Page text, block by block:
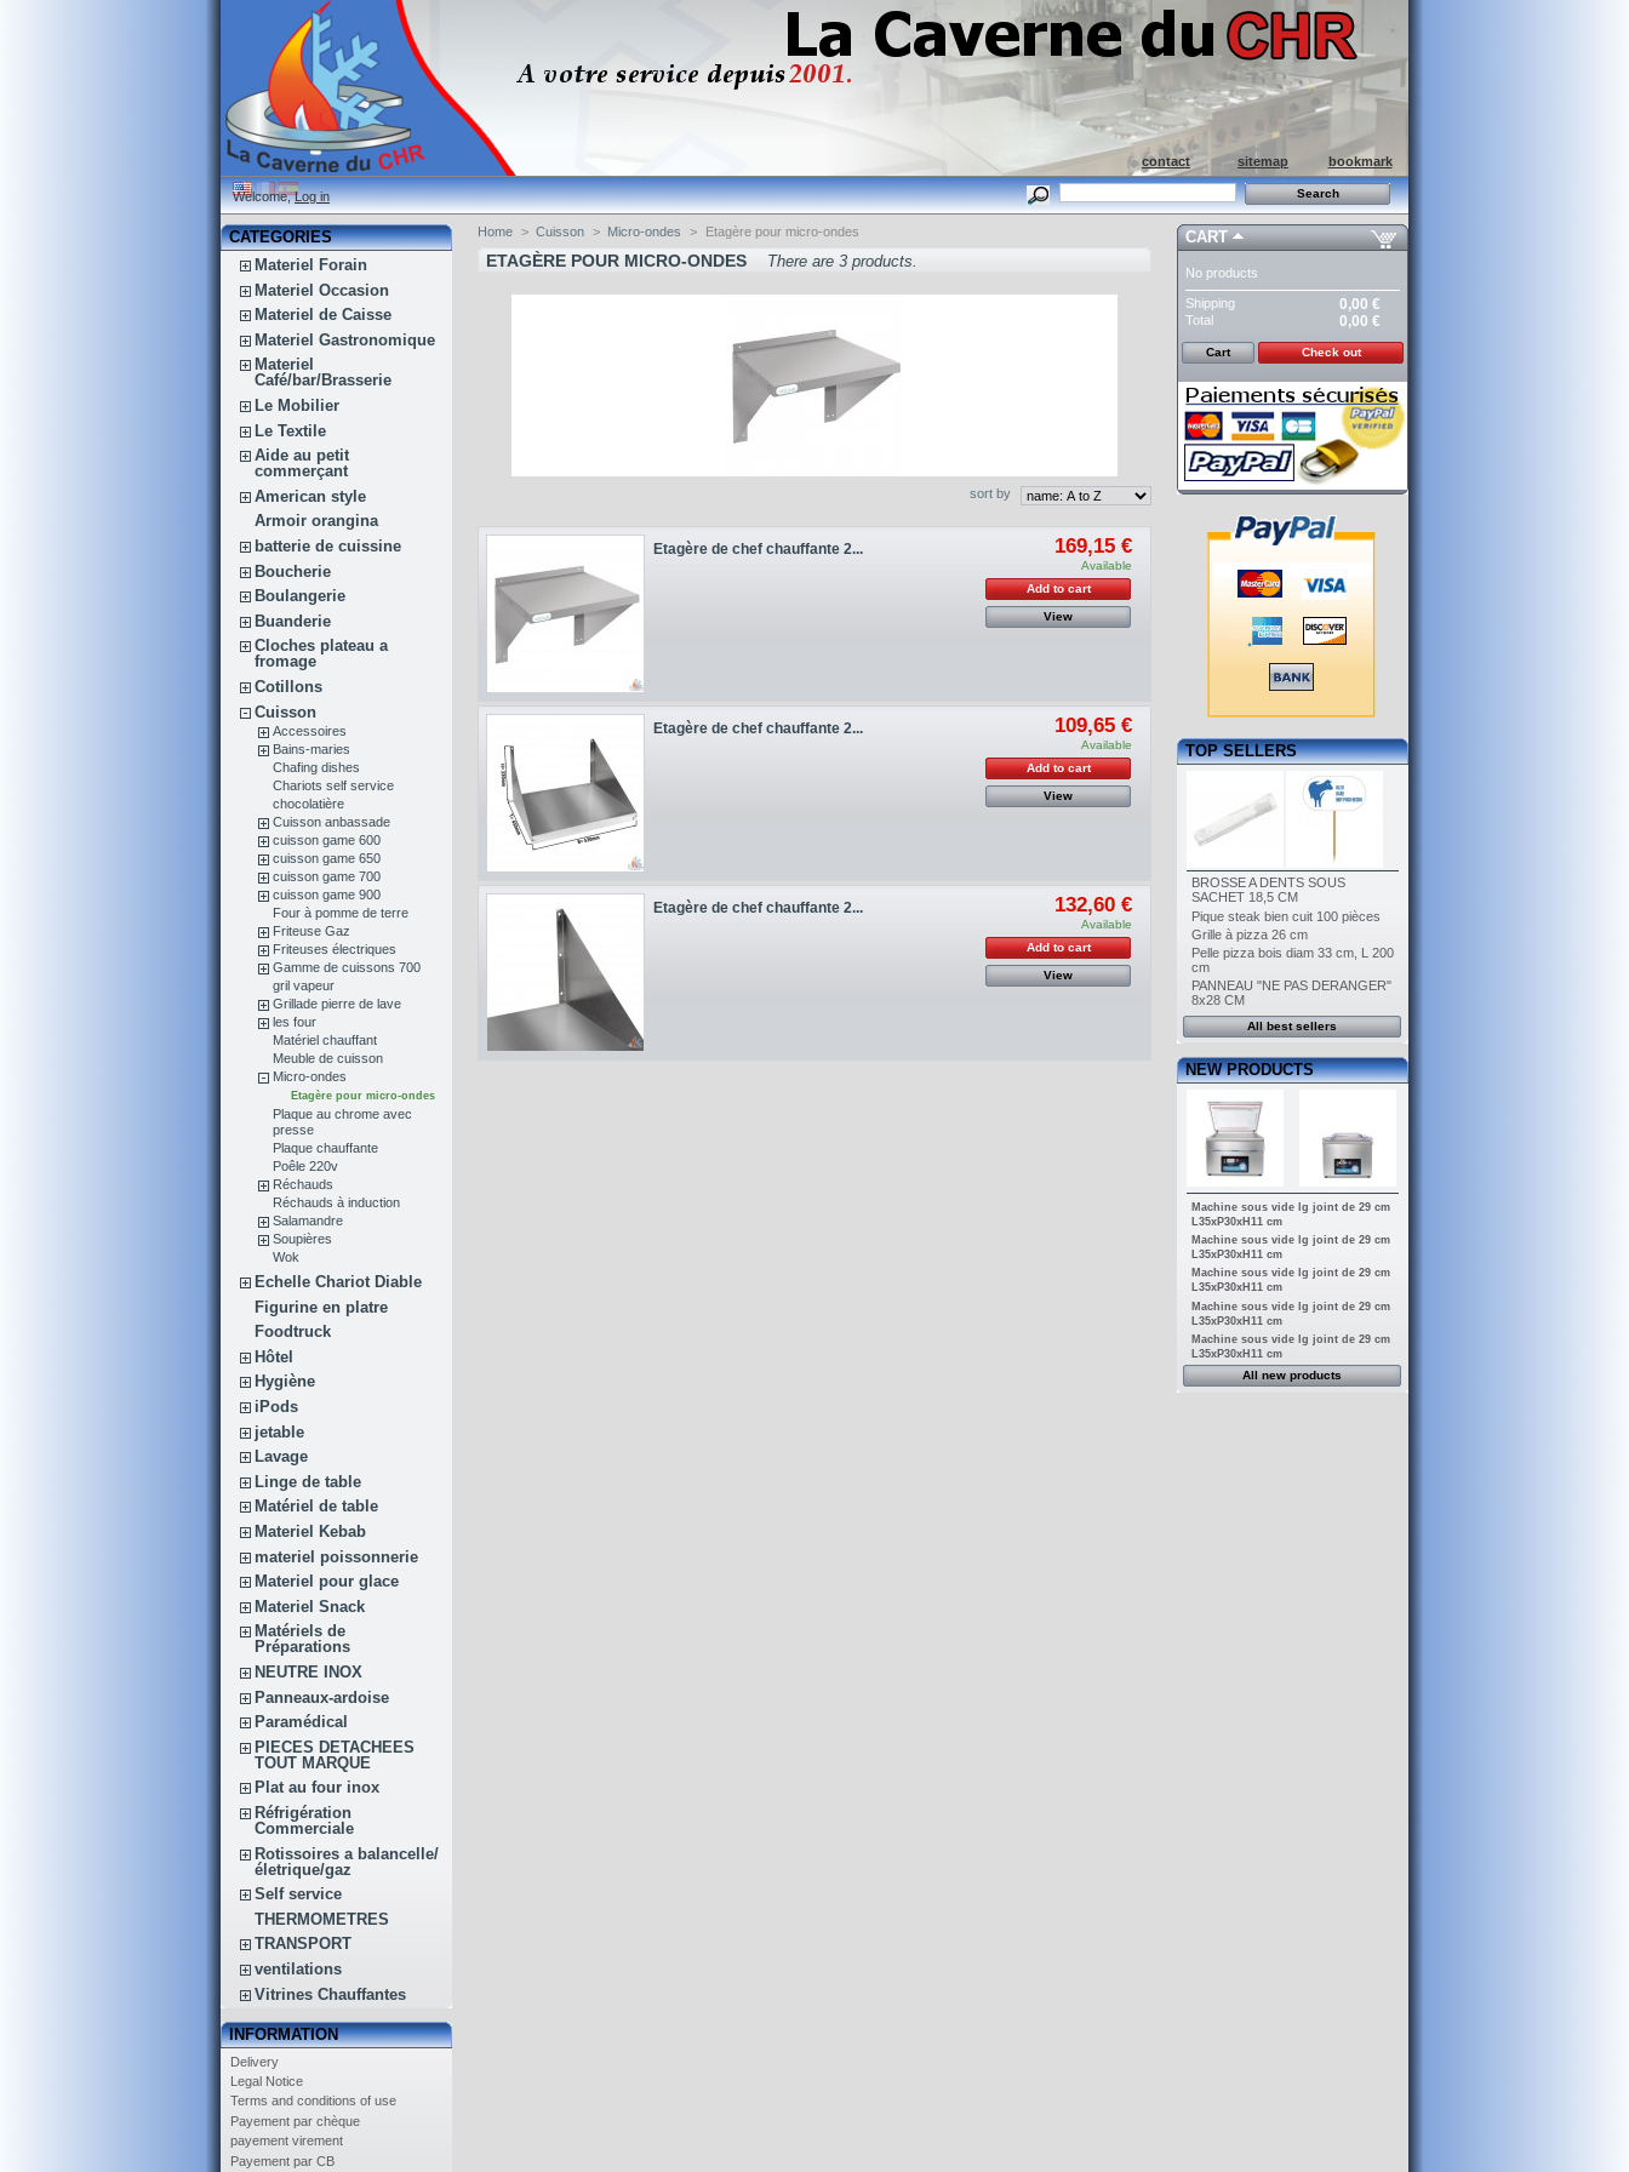
contact sitemap bookmark
Welcome,Log in
CATEGORIES
Materiel Forain
Materiel Occasion
Materiel de Caisse
Materiel Gastronomique
Materiel
Café/bar/Brasserie
Le Mobilier
Le Textile
Aide au petit
commerçant
American style
Armoir orangina
batterie de cuissine
Boucherie
Boulangerie
Buanderie
Cloches plateau a
fromage
Cotillons
Cuisson
Accessoires
Bains-maries
Chafing dishes
Chariots self service
chocolatière
Cuisson anbassade
cuisson game 600
cuisson game 650
cuisson game 700
cuisson game 900
Four à pomme de terre
Friteuse Gaz
Friteuses électriques
Gamme de cuissons 700
gril vapeur
Grillade pierre de lave
les four
Matériel chauffant
Meuble de cuisson
Micro-ondes
Etagère pour micro-ondes
Plaque au chrome avec
presse
Plaque chauffante
Poêle 220v
Réchauds
Réchauds à induction
Salamandre
Soupières
Wok
Echelle Chariot Diable
Figurine en platre
Foodtruck
Hôtel
Hygiène
iPods
jetable
Lavage
Linge de table
Matériel de table
Materiel Kebab
materiel poissonnerie
Materiel pour glace
Materiel Snack
Matériels de
Préparations
NEUTRE INOX
Panneaux-ardoise
Paramédical
PIECES DETACHEES
TOUT MARQUE
Plat au four inox
Réfrigération
Commerciale
Rotissoires a balancelle/
életrique/gaz
Self service
THERMOMETRES
TRANSPORT
ventilations
Vitrines Chauffantes
INFORMATION
Delivery
Legal Notice
Terms and conditions of use
Payement par chèque
payement virement
Payement par CB
Home > Cuisson > Micro-ondes > Etagère pour micro-ondes
ETAGÈRE POUR MICRO-ONDES There are 3 products.
sort by
Etagère de chef chauffante 2... 169,15 €
Available
Add to cart
View
Etagère de chef chauffante 2... 109,65 €
Available
Add to cart
View
Etagère de chef chauffante 2... 132,60 €
Available
Add to cart
View
CART
No products
Shipping 0,00 €
Total 0,00 €
Cart Check out
TOP SELLERS
BROSSE A DENTS SOUS
SACHET 18,5 CM
Pique steak bien cuit 100 pièces
Grille à pizza 26 cm
Pelle pizza bois diam 33 cm, L 200
cm
PANNEAU "NE PAS DERANGER"
8x28 CM
All best sellers
NEW PRODUCTS
Machine sous vide lg joint de 29 cm
L35xP30xH11 cm
Machine sous vide lg joint de 29 cm
L35xP30xH11 cm
Machine sous vide lg joint de 29 cm
L35xP30xH11 cm
Machine sous vide lg joint de 29 cm
L35xP30xH11 cm
Machine sous vide lg joint de 29 cm
L35xP30xH11 cm
All new products